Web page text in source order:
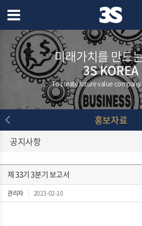
미래가치를 만드
3S KOREA
To create future value company
홍보자료
공지사항
제 33기 3분기 보고서
관리자 2023-02-10